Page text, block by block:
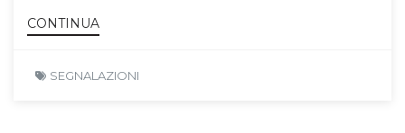
CONTINUA
SEGNALAZIONI